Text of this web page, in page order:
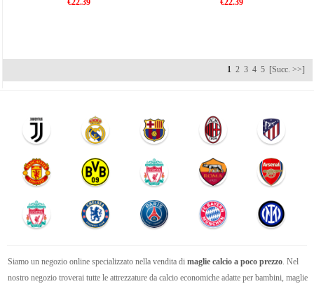
1 2 3 4 5 [Succ. >>]
Siamo un negozio online specializzato nella vendita di maglie calcio a poco prezzo. Nel
nostro negozio troverai tutte le attrezzature da calcio economiche adatte per bambini, maglie